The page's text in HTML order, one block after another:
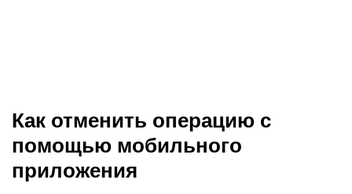
Как отменить операцию с
помощью мобильного
приложения